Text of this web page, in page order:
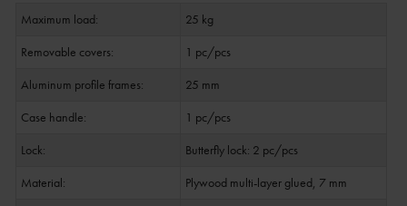
Maximum load:
25 kg
Removable covers:
1 pc/pcs
Aluminum profile frames:
25 mm
Case handle:
1 pc/pcs
Lock:
Butterfly lock: 2 pc/pcs
Material:
Plywood multi-layer glued, 7 mm